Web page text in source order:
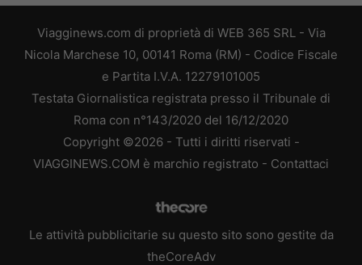
Viagginews.com di proprietà di WEB 365 SRL - Via
Nicola Marchese 10, 00141 Roma (RM) - Codice Fiscale
e Partita I.V.A. 12279101005
Testata Giornalistica registrata presso il Tribunale di
Roma con n°143/2020 del 16/12/2020
Copyright ©2026 - Tutti i diritti riservati -
VIAGGINEWS.COM è marchio registrato - Contattaci
Le attività pubblicitarie su questo sito sono gestite da
theCoreAdv